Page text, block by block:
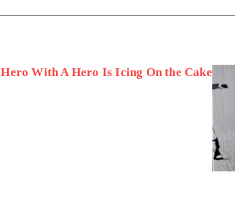
With A Hero Is Icing On the Cake